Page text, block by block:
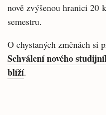
nově zvýšenou hranici 20
semestru.
O chystaných změnách si
Schválení nového
blíží.